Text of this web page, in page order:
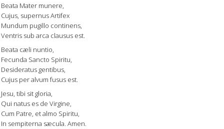
Beata Mater munere,
Cujus, supernus Artifex
Mundum pugillo continens,
Ventris sub arca clausus est.
Beata cæli nuntio,
Fecunda Sancto Spiritu,
Desideratus gentibus,
Cujus per alvum fusus est.
Jesu, tibi sit gloria,
Qui natus es de Virgine,
Cum Patre, et almo Spiritu,
In sempiterna sæcula. Amen.